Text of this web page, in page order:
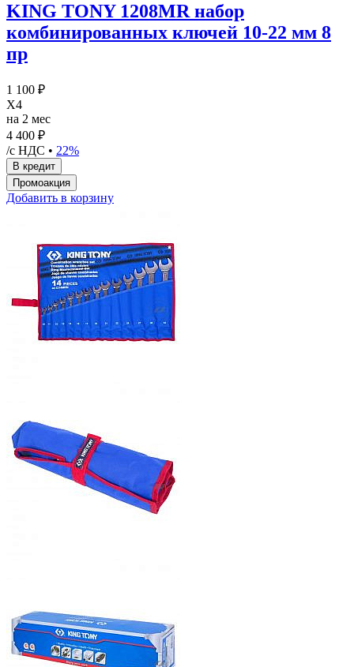
KING TONY 1208MR набор
комбинированных ключей 10-22 мм 8
пр
1 100 ₽
X4
на 2 мес
4 400 ₽
/с НДС • 22%
Добавить в корзину